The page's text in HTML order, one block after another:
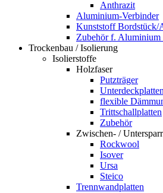
Anthrazit
Aluminium-Verbinder
Kunststoff Bordstück/
Zubehör f. Aluminium
Trockenbau / Isolierung
Isolierstoffe
Holzfaser
Putzträger
Unterdeckplatten
flexible
Trittschallplatten
Zubehör
Zwischen- /
Rockwool
Isover
Ursa
Steico
Trennwandplatten